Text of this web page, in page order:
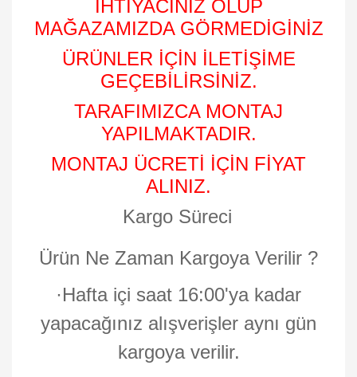
İHTİYACINIZ OLUP
MAĞAZAMIZDA GÖRMEDİGİNİZ
ÜRÜNLER İÇİN İLETİŞİME
GEÇEBİLİRSİNİZ.
TARAFIMIZCA MONTAJ
YAPILMAKTADIR.
MONTAJ ÜCRETİ İÇİN FİYAT
ALINIZ.
Kargo Süreci
Ürün Ne Zaman Kargoya Verilir ?
·Hafta içi saat 16:00'ya kadar
yapacağınız alışverişler aynı gün
kargoya verilir.